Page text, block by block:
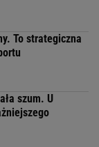
To strategiczna
szum. U